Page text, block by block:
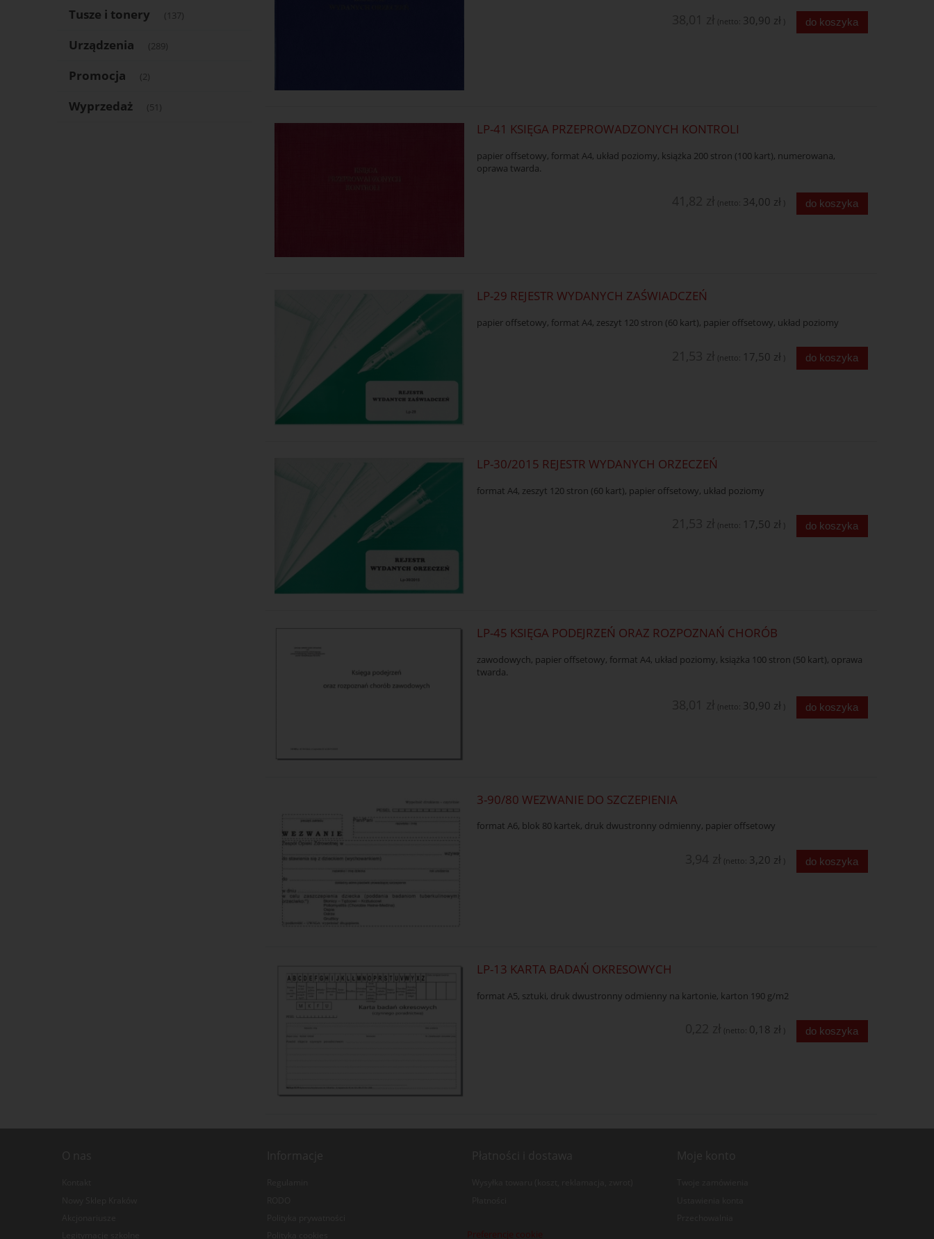
Tusze i tonery (137)
Urządzenia (289)
Promocja (2)
Wyprzedaż (51)
(netto: 30,90 zł ) do koszyka
LP-41 KSIĘGA PRZEPROWADZONYCH KONTROLI
papier offsetowy, format A4, układ poziomy, książka 200 stron (100 kart), numerowana,
oprawa twarda.
(netto: 34,00 zł ) do koszyka
LP-29 REJESTR WYDANYCH ZAŚWIADCZEŃ
papier offsetowy, format A4, zeszyt 120 stron (60 kart), papier offsetowy, układ poziomy
(netto: 17,50 zł ) do koszyka
LP-30/2015 REJESTR WYDANYCH ORZECZEŃ
format A4, zeszyt 120 stron (60 kart), papier offsetowy, układ poziomy
(netto: 17,50 zł ) do koszyka
LP-45 KSIĘGA PODEJRZEŃ ORAZ ROZPOZNAŃ CHORÓB
zawodowych, papier offsetowy, format A4, układ poziomy, książka 100 stron (50 kart), oprawa
twarda.
(netto: 30,90 zł ) do koszyka
3-90/80 WEZWANIE DO SZCZEPIENIA
format A6, blok 80 kartek, druk dwustronny odmienny, papier offsetowy
(netto: 3,20 zł ) do koszyka
LP-13 KARTA BADAŃ OKRESOWYCH
format A5, sztuki, druk dwustronny odmienny na kartonie, karton 190 g/m2
(netto: 0,18 zł ) do koszyka